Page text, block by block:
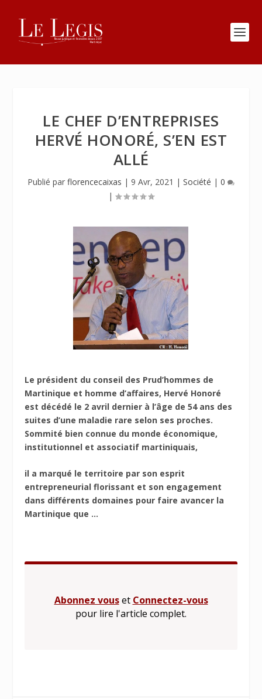
LE CHEF D’ENTREPRISES
HERVÉ HONORÉ, S’EN EST
ALLÉ
Publié par florencecaixas | 9 Avr, 2021 | Société | 0
|
Le président du conseil des Prud’hommes de
Martinique et homme d’affaires, Hervé Honoré
est décédé le 2 avril dernier à l’âge de 54 ans des
suites d’une maladie rare selon ses proches.
Sommité bien connue du monde économique,
institutionnel et associatif martiniquais,
il a marqué le territoire par son esprit
entrepreneurial florissant et son engagement
dans différents domaines pour faire avancer la
Martinique que ...
Abonnez vouset Connectez-vous
pour lire l'article complet.